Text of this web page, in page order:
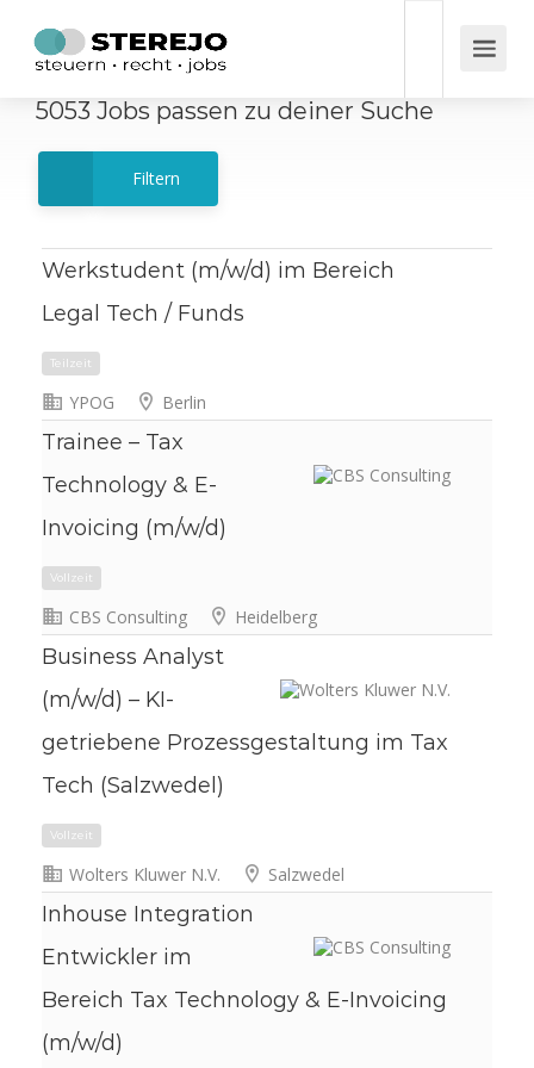
50 km
5053 Jobs passen zu deiner Suche
Filtern
Werkstudent (m/w/d) im Bereich
Legal Tech / Funds
YPOG Berlin
Trainee – Tax
Technology & E-
Invoicing (m/w/d)
CBS Consulting Heidelberg
Business Analyst
(m/w/d) – KI-
getriebene Prozessgestaltung im Tax
Tech (Salzwedel)
Wolters Kluwer N.V. Salzwedel
Inhouse Integration
Entwickler im
Bereich Tax Technology & E-Invoicing
(m/w/d)